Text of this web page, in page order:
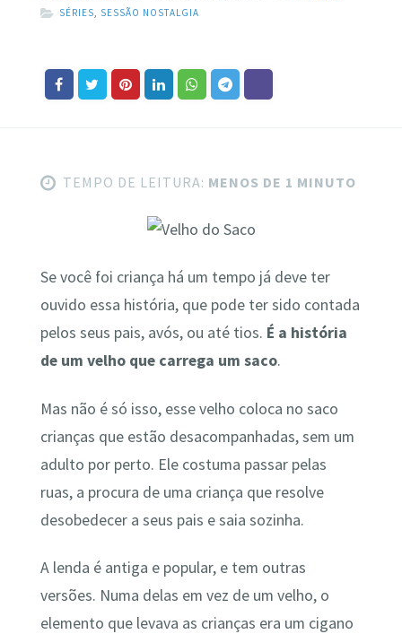
SÉRIES
SESSÃO NOSTALGIA
TEMPO DE LEITURA: MENOS DE 1 MINUTO
Se você foi criança há um tempo já deve ter
ouvido essa história, que pode ter sido contada
pelos seus pais, avós, ou até tios. É a história
de um velho que carrega um saco.
Mas não é só isso, esse velho coloca no saco
crianças que estão desacompanhadas, sem um
adulto por perto. Ele costuma passar pelas
ruas, a procura de uma criança que resolve
desobedecer a seus pais e saia sozinha.
A lenda é antiga e popular, e tem outras
versões. Numa delas em vez de um velho, o
elemento que levava as crianças era um cigano